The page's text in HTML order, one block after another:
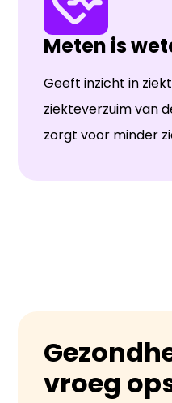
Meten is
Geeft inzicht in
ziekteverzuim van
zorgt voor minder
vroeg